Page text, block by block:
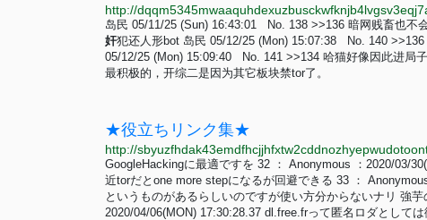
岛民 05/11/25 (Sun) 16:43:01 No. 138 >>136 暗网贱畜也不
奸犯还人形bot 岛民 05/12/25 (Mon) 15:07:38 No. 140
05/12/25 (Mon) 15:09:40 No. 141 >>134 哈猫好像因此进局
最积极的，开综二是因为其它板块禁tor了。
★役立ちリンク集★
GoogleHackingに最適ですを 32 ： Anonymous ：2020/03/
近torだとone more stepになるが回避できる 33 ：
というものがあるらしいのですが使い方分からないナリ 強
2020/04/06(MON) 17:30:28.37 dl.free.frって匿名ロダとして